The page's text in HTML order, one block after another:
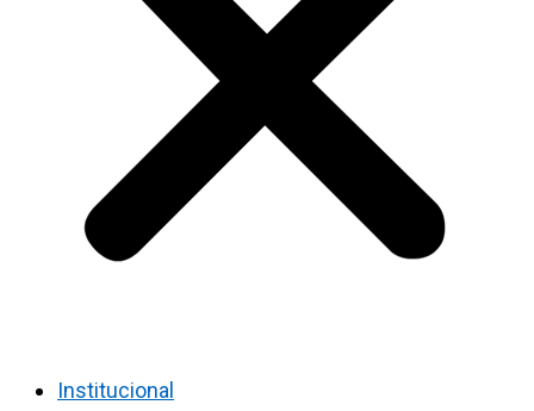
Institucional